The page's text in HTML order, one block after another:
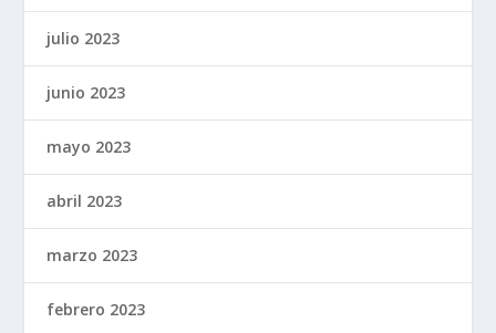
julio 2023
junio 2023
mayo 2023
abril 2023
marzo 2023
febrero 2023